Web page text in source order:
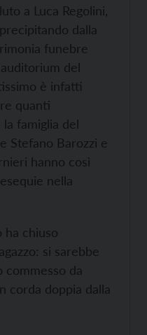
a Luca Regolini,
dalla
funebre
del
è infatti
quanti
famiglia del
Stefano Barozzi e
hanno così
nella
ha chiuso
si sarebbe
da
corda doppia dalla